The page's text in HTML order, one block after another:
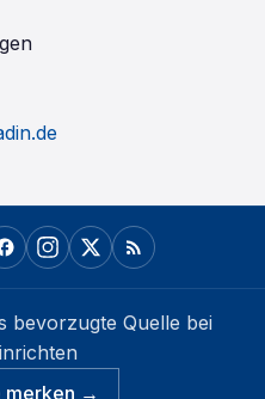
bevorzugte Quelle bei
merken →